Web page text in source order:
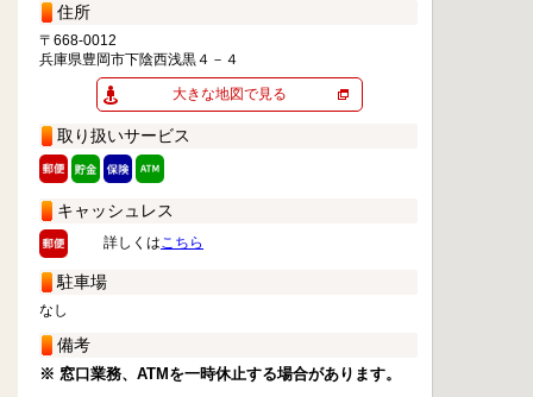
住所
〒668-0012
兵庫県豊岡市下陰西浅黒４－４
大きな地図で見る
取り扱いサービス
キャッシュレス
詳しくはこちら
駐車場
なし
備考
※ 窓口業務、ATMを一時休止する場合があります。